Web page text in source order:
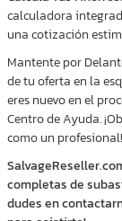
calculadora
una cotización
Mantente por
de tu oferta en la
eres nuevo en el
Centro de Ayuda.
como un profesional!
completas de
dudes en